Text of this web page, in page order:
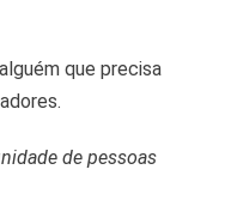
que precisa
de pessoas